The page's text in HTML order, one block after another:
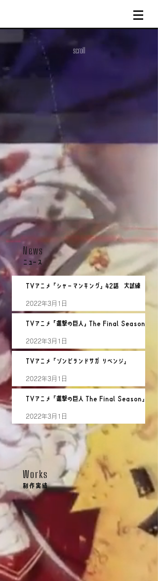
​scroll
News
ニュース
TVアニメ『シャーマンキング』42話 大試練
2022年3月1日
TVアニメ「進撃の巨人」The Final Season
2022年3月1日
TVアニメ『ゾンビランドサガ リベンジ』
2022年3月1日
TVアニメ『進撃の巨人 The Final Season』
2022年3月1日
Works
制作実績